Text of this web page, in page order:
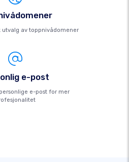
utvalg av toppnivådomener
e-post
e-post for mer